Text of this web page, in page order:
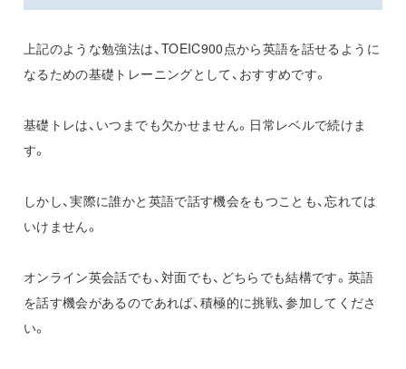
上記のような勉強法は、TOEIC900点から英語を話せるように
なるための基礎トレーニングとして、おすすめです。
基礎トレは、いつまでも欠かせません。日常レベルで続けま
す。
しかし、実際に誰かと英語で話す機会をもつことも、忘れては
いけません。
オンライン英会話でも、対面でも、どちらでも結構です。英語
を話す機会があるのであれば、積極的に挑戦、参加してくださ
い。